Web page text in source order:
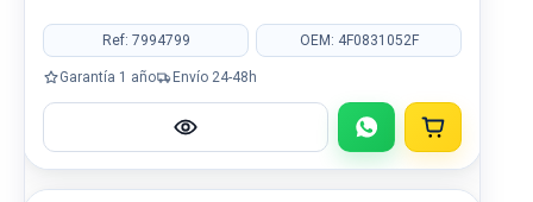
Ref: 7994799 OEM: 4F0831052F
Garantía 1 año Envío 24-48h